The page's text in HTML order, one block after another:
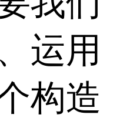
运用
构造